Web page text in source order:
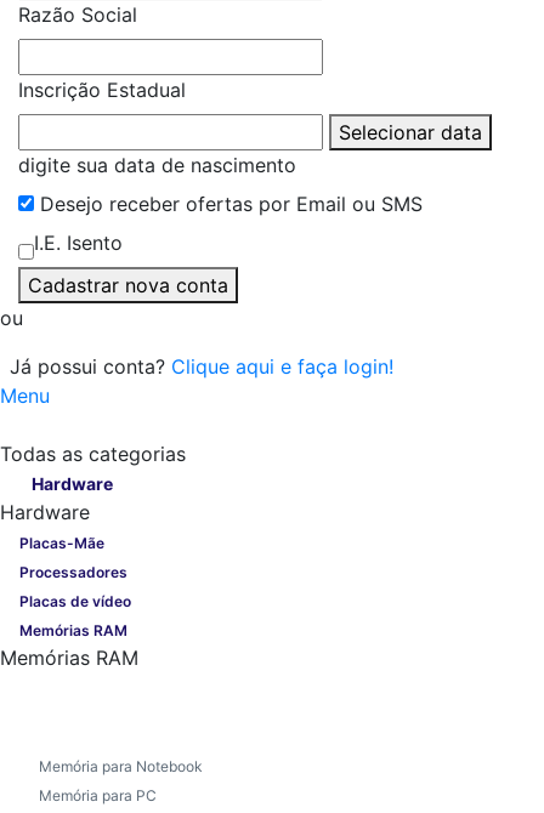
Razão Social
Inscrição Estadual
Selecionar data
digite sua data de nascimento
Desejo receber ofertas por Email ou SMS
I.E. Isento
Cadastrar nova conta
ou
Já possui conta? Clique aqui e faça login!
Menu
Todas as categorias
Hardware
Hardware
Placas-Mãe
Processadores
Placas de vídeo
Memórias RAM
Memórias RAM
Memória para Notebook
Memória para PC